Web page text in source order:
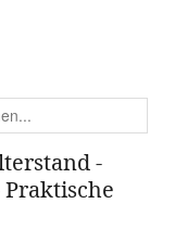
-
Praktische